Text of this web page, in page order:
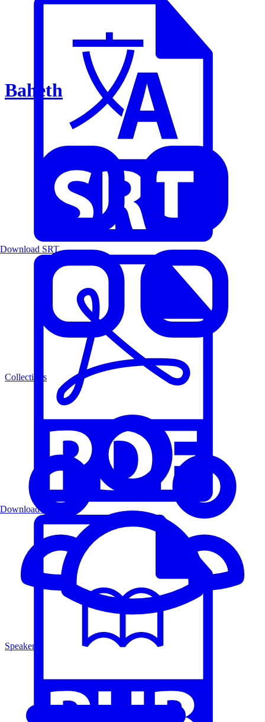
Baheth
Collections
Speakers
Download SRT
Download PDF